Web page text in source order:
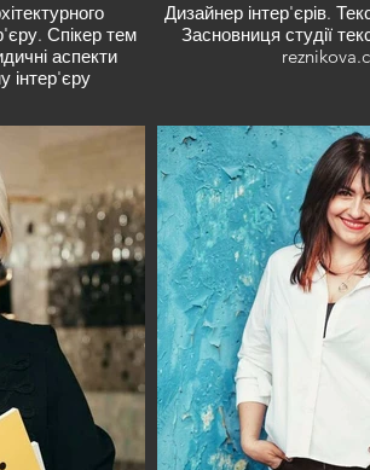
Спікер тем
аспекти
інтер'єру
Дизайнер інтер'єрів.
Засновниця студії